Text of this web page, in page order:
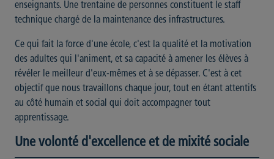
enseignants. Une trentaine de personnes constituent le staff
technique chargé de la maintenance des infrastructures.
Ce qui fait la force d'une école, c'est la qualité et la motivation
des adultes qui l'animent, et sa capacité à amener les élèves à
révéler le meilleur d'eux-mêmes et à se dépasser. C'est à cet
objectif que nous travaillons chaque jour, tout en étant attentifs
au côté humain et social qui doit accompagner tout
apprentissage.
Une volonté d'excellence et de mixité sociale